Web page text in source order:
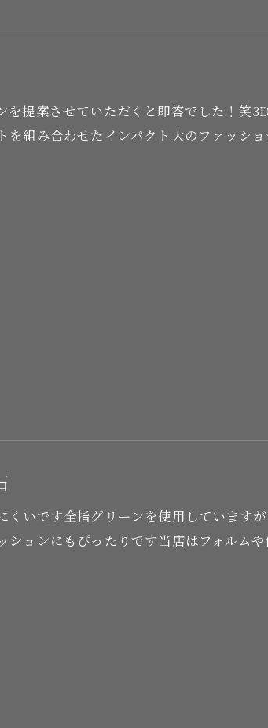
提案させていただくと即答でした！笑
組み合わせたインパクト大のファッシ
くいです全指グリーンを使用しています
ョンにもぴったりです当店はフォルムや